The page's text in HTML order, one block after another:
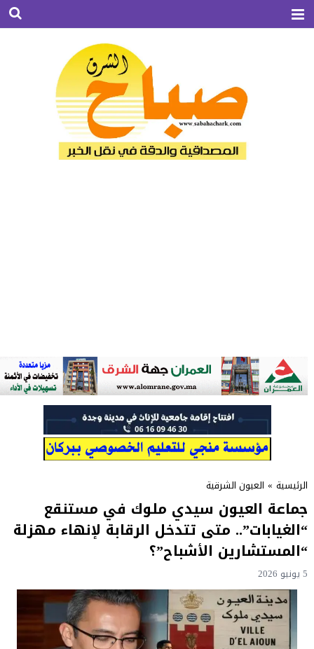
الرئيسية » العيون الشرقية
جماعة العيون سيدي ملوك في مستنقع
“الغيابات”.. متى تتدخل الرقابة لإنهاء مهزلة
“المستشارين الأشباح”؟
5 يونيو 2026